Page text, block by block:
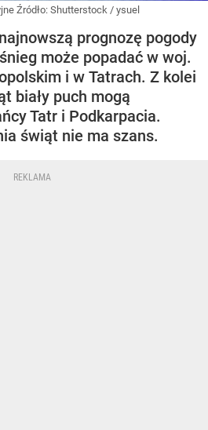
Źródło: Shutterstock / ysuel
prognozę pogody
może popadać w woj.
i w Tatrach. Z kolei
biały puch mogą
Tatr i Podkarpacia.
świąt nie ma szans.